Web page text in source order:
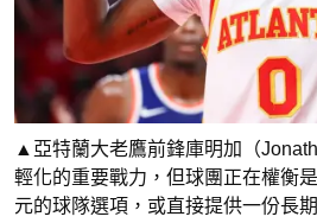
▲亞特蘭大老鷹前鋒庫明加（
輕化的重要戰力，但球團正在權衡
元的球隊選項，或直接提供一份長